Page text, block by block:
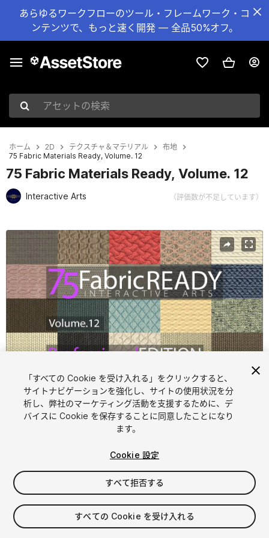
あらゆるワークフローのツール・フレームワーク・コ
ンテンツで、もっと速く開発 — 全品50%オフ。
アセットの検索
ホーム 2D テクスチャ＆マテリアル
布地
75 Fabric Materials Ready, Volume. 12
75 Fabric Materials Ready, Volume. 12
Interactive Arts （評価数が不足しています）
現在のスライド：1 / 55
1/ 55
$14.99
消費税は決済時に計算されます
「すべての Cookie を受け入れる」をクリックすると、
サイトナビゲーションを強化し、サイトの使用状況を分
析し、弊社のマーケティング活動を支援するために、デ
バイスに Cookie を保存することに同意したことになり
ます。
Cookie 設定
すべて拒否する
すべての Cookie を受け入れる